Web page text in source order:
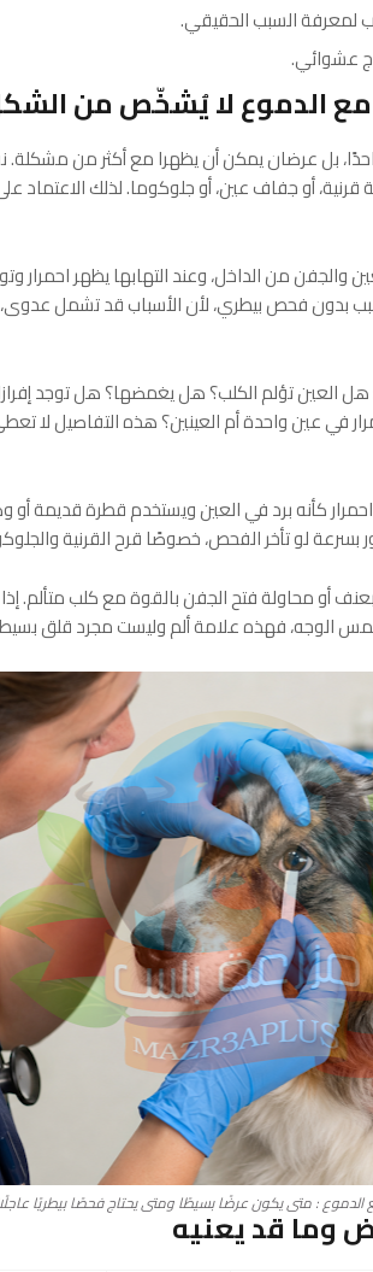
لمعرفة السبب الحقيقي.
عشوائي.
مع الدموع لا يُشخّص من
بل عرضان يمكن أن يظهرا مع أكثر من
قرنية، أو جفاف عين، أو جلوكوما. لذلك
والجفن من الداخل، وعند التهابها يظهر احمرار
بدون فحص بيطري، لأن الأسباب قد تشمل
العين تؤلم الكلب؟ هل يغمضها؟ هل توجد
في عين واحدة أم العينين؟ هذه التفاصيل لا
كأنه برد في العين ويستخدم قطرة قديمة
لو تأخر الفحص، خصوصًا قرح القرنية
أو محاولة فتح الجفن بالقوة مع كلب متألم.
الوجه، فهذه علامة ألم وليست مجرد قلق
الدموع : متى يكون عرضًا بسيطًا ومتى يحتاج فحصًا بيطريًا
وما قد يعنيه